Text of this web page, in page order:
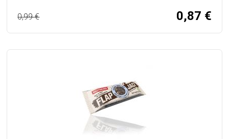
0,99€ 0,87 €